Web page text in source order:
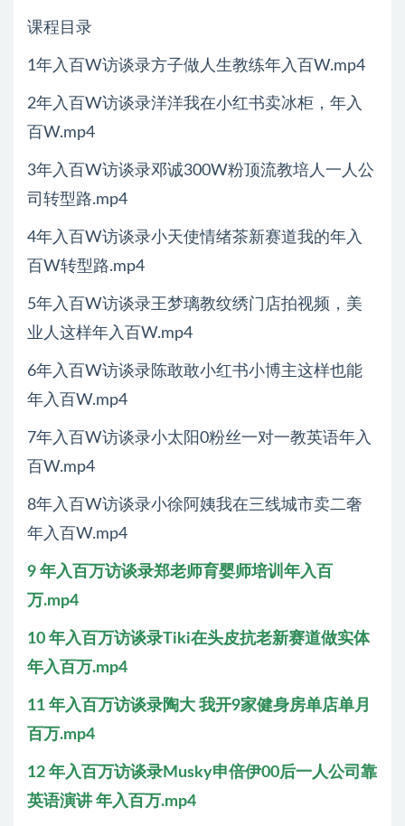
课程目录
1年入百W访谈录方子做人生教练年入百W.mp4
2年入百W访谈录洋洋我在小红书卖冰柜，年入
百W.mp4
3年入百W访谈录邓诚300W粉顶流教培人一人公
司转型路.mp4
4年入百W访谈录小天使情绪茶新赛道我的年入
百W转型路.mp4
5年入百W访谈录王梦璃教纹绣门店拍视频，美
业人这样年入百W.mp4
6年入百W访谈录陈敢敢小红书小博主这样也能
年入百W.mp4
7年入百W访谈录小太阳0粉丝一对一教英语年入
百W.mp4
8年入百W访谈录小徐阿姨我在三线城市卖二奢
年入百W.mp4
9 年入百万访谈录郑老师育婴师培训年入百
万.mp4
10 年入百万访谈录Tiki在头皮抗老新赛道做实体
年入百万.mp4
11 年入百万访谈录陶大 我开9家健身房单店单月
百万.mp4
12 年入百万访谈录Musky申倍伊00后一人公司靠
英语演讲 年入百万.mp4